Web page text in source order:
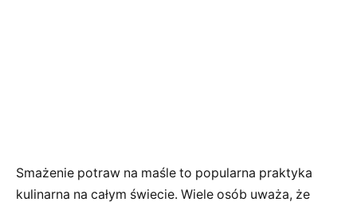
Smażenie potraw na maśle to popularna praktyka
kulinarna na całym świecie. Wiele osób uważa, że